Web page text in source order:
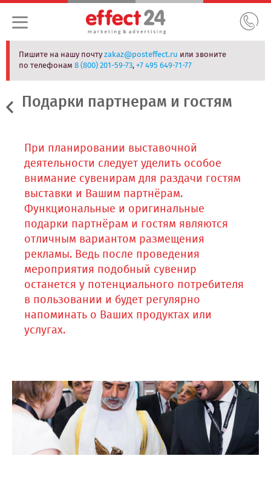
Пишите на нашу почтуzakaz@posteffect.ru или звоните
по телефонам8 (800) 201-59-73,+7 495 649-71-77
Подарки партнерам и гостям
При планировании выставочной
деятельности следует уделить особое
внимание сувенирам для раздачи гостям
выставки и Вашим партнёрам.
Функциональные и оригинальные
подарки партнёрам и гостям являются
отличным вариантом размещения
рекламы. Ведь после проведения
мероприятия подобный сувенир
останется у потенциального потребителя
в пользовании и будет регулярно
напоминать о Ваших продуктах или
услугах.